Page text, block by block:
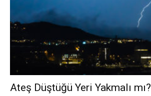
Ateş Düştüğü Yeri Yakmalı mı?